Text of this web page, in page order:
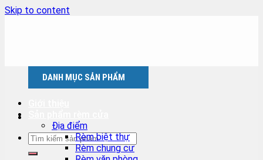
Skip to content
DANH MỤC SẢN PHẨM
Địa điểm
Rèm biệt thự
Rèm chung cư